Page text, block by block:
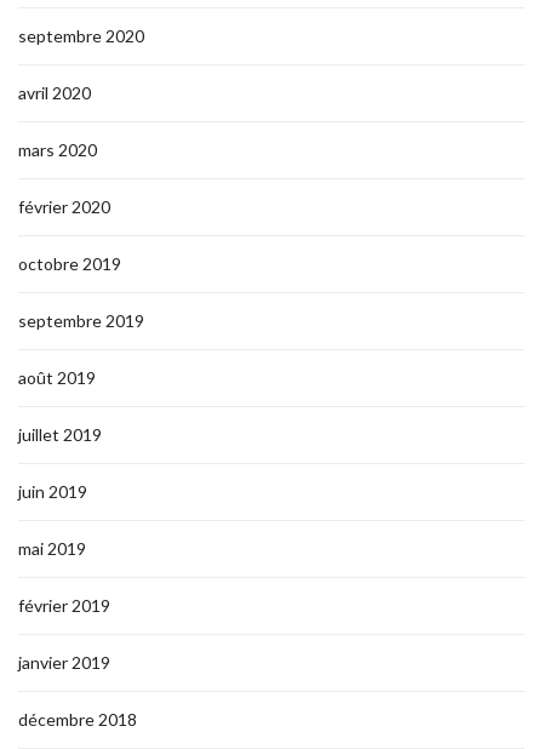
septembre 2020
avril 2020
mars 2020
février 2020
octobre 2019
septembre 2019
août 2019
juillet 2019
juin 2019
mai 2019
février 2019
janvier 2019
décembre 2018